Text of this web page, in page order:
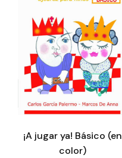
¡A jugar ya! Básico (en
color)